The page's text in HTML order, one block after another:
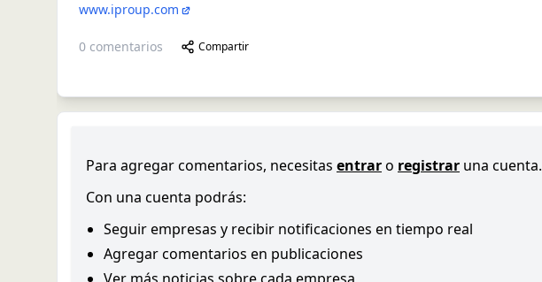
www.iproup.com
0 comentarios Compartir
Para agregar comentarios, necesitas entraro registrar una cuenta.
Con una cuenta podrás:
Seguir empresas y recibir notificaciones en tiempo real
Agregar comentarios en publicaciones